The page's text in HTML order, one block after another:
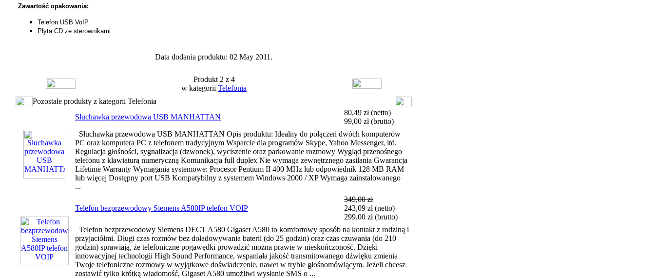
Zawartość opakowania:
Telefon USB VoIP
Płyta CD ze sterownikami
Data dodania produktu: 02 May 2011.
Produkt 2 z 4
w kategorii Telefonia
Pozostałe produkty z kategorii Telefonia
Słuchawka przewodowa USB MANHATTAN
80,49 zł(netto)
99,00 zł(brutto)
Słuchawka przewodowa USB MANHATTAN Opis produktu: Idealny do połączeń dwóch komputerów
PC oraz komputera PC z telefonem tradycyjnym Wsparcie dla programów Skype, Yahoo Messenger, itd.
Regulacja głośności, sygnalizacja (dzwonek), wyciszenie oraz parkowanie rozmowy Wygląd przenośnego
telefonu z klawiaturą numeryczną Komunikacja full duplex Nie wymaga zewnętrznego zasilania Gwarancja
Lifetime Warranty Wymagania systemowe: Procesor Pentium II 400 MHz lub odpowiednik 128 MB RAM
lub więcej Dostępny port USB Kompatybilny z systemem Windows 2000 / XP Wymaga zainstalowanego
...
Telefon bezprzewodowy Siemens A580IP telefon VOIP
349,00 zł
243,09 zł(netto)
299,00 zł(brutto)
Telefon bezprzewodowy Siemens DECT A580 Gigaset A580 to komfortowy sposób na kontakt z rodziną i
przyjaciółmi. Długi czas rozmów bez doładowywania baterii (do 25 godzin) oraz czas czuwania (do 210
godzin) sprawiają, że telefoniczne pogawędki prowadzić można prawie w nieskończoność. Dzięki
innowacyjnej technologii High Sound Performance, wspaniała jakość transmitowanego dźwięku zmienia
Twoje telefoniczne rozmowy w wyjątkowe doświadczenie, nawet w trybie głośnomówiącym. Jeżeli chcesz
zostawić tylko krótką wiadomość, Gigaset A580 umożliwi wysłanie SMS o ...